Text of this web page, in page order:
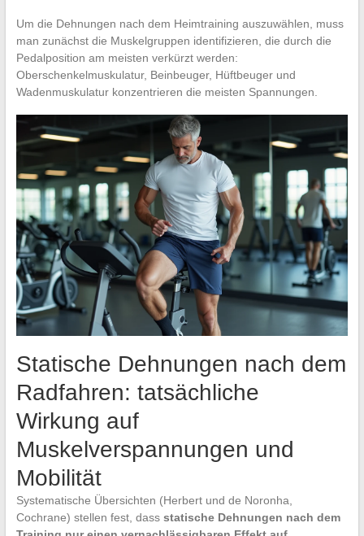
Um die Dehnungen nach dem Heimtraining auszuwählen, muss
man zunächst die Muskelgruppen identifizieren, die durch die
Pedalposition am meisten verkürzt werden:
Oberschenkelmuskulatur, Beinbeuger, Hüftbeuger und
Wadenmuskulatur konzentrieren die meisten Spannungen.
Statische Dehnungen nach dem
Radfahren: tatsächliche
Wirkung auf
Muskelverspannungen und
Mobilität
Systematische Übersichten (Herbert und de Noronha,
Cochrane) stellen fest, dass statische Dehnungen nach dem